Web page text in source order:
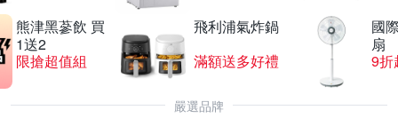
熊津黑蔘飲 買
1送2
限搶超值組
飛利浦氣炸鍋
滿額送多好禮
國
扇
9折
嚴選品牌